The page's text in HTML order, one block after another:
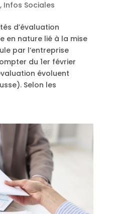
, Infos Sociales
d’évaluation
en nature lié à la mise
par l’entreprise
du 1er février
évoluent
Selon les